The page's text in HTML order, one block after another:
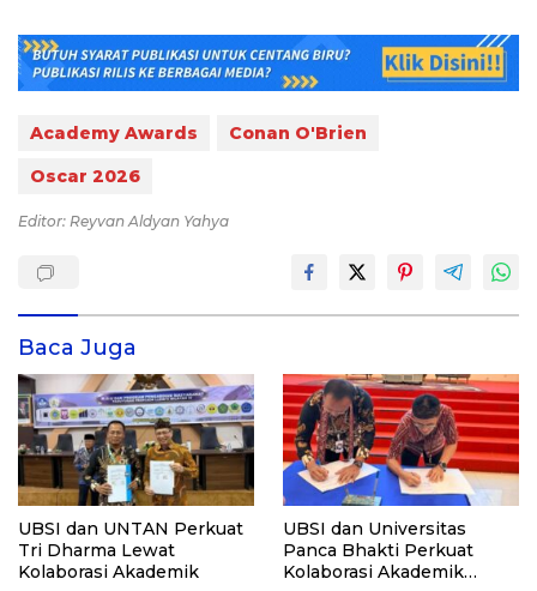
Academy Awards
Conan O'Brien
Oscar 2026
Editor: Reyvan Aldyan Yahya
Baca Juga
UBSI dan UNTAN Perkuat
Tri Dharma Lewat
Kolaborasi Akademik
UBSI dan Universitas
Panca Bhakti Perkuat
Kolaborasi Akademik